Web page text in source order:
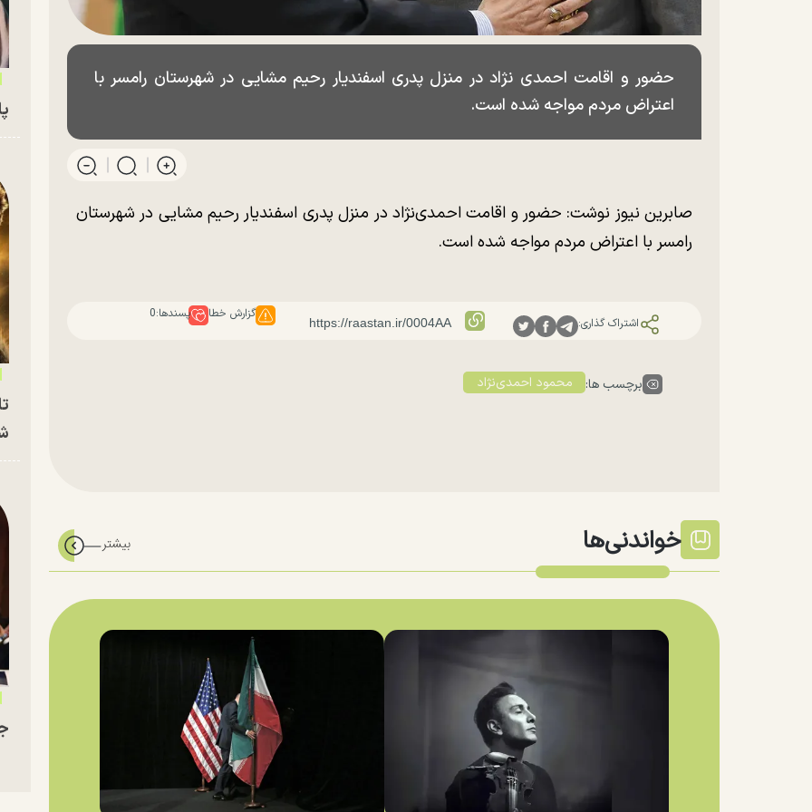
حضور و اقامت احمدی نژاد در منزل پدری اسفندیار رحیم مشایی در شهرستان رامسر با
اعتراض مردم مواجه شده است.
صابرین نیوز نوشت: حضور و اقامت احمدی‌نژاد در منزل پدری اسفندیار رحیم مشایی در شهرستان
رامسر با اعتراض مردم مواجه شده است.
اشتراک گذاری:
گزارش خطا پسندها:0
برچسب ها: محمود احمدی‌نژاد
خواندنی‌ها